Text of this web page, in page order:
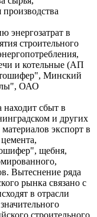
энергозатрат в
строительного
и котельные (АП
Минский
ОАО
сбыт в
и других
экспорт в
щебня,
Вытеснение ряда
рынка связано с
в отрасли
строительного